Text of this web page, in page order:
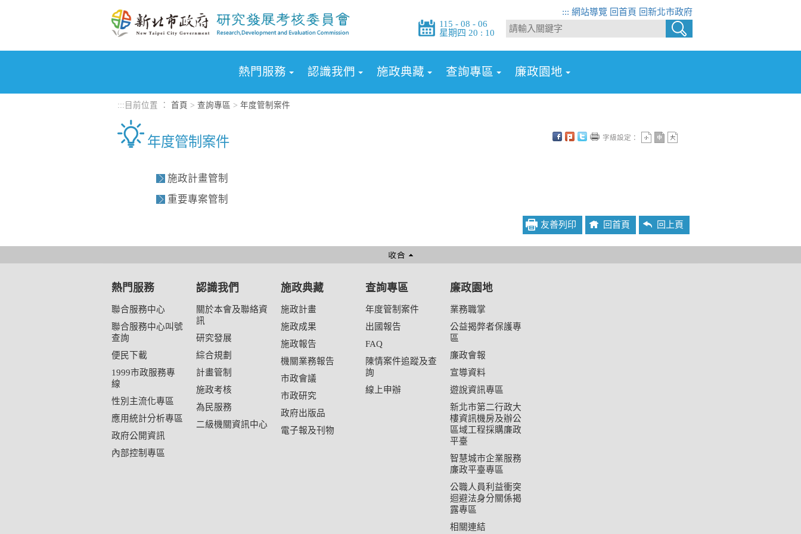
::: 網站導覽 回首頁
回新北市政府
115 - 08 - 06
星期四 20 : 10
熱門服務 認識我們 施政典藏 查詢專區 廉政園地
::: 目前位置 ： 首頁 > 查詢專區 > 年度管制案件
年度管制案件 字級設定：
施政計畫管制
重要專案管制
友善列印 回首頁 回上頁
熱門服務
聯合服務中心
聯合服務中心叫號
查詢
便民下載
1999市政服務專
線
性別主流化專區
應用統計分析專區
政府公開資訊
內部控制專區
認識我們
關於本會及聯絡資
訊
研究發展
綜合規劃
計畫管制
施政考核
為民服務
二級機關資訊中心
施政典藏
施政計畫
施政成果
施政報告
機關業務報告
市政會議
市政研究
政府出版品
電子報及刊物
查詢專區
年度管制案件
出國報告
FAQ
陳情案件追蹤及查
詢
線上申辦
廉政園地
業務職掌
公益揭弊者保護專
區
廉政會報
宣導資料
遊說資訊專區
新北市第二行政大
樓資訊機房及辦公
區域工程採購廉政
平臺
智慧城市企業服務
廉政平臺專區
公職人員利益衝突
迴避法身分關係揭
露專區
相關連結